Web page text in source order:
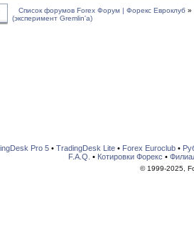
Список форумов Forex Форум | Форекс Евроклуб »
(эксперимент Gremlin'a)
Pro 5• TradingDesk Lite• Forex Euroclub•
F.A.Q. • Котировки Форекс •
© 1999-2025,